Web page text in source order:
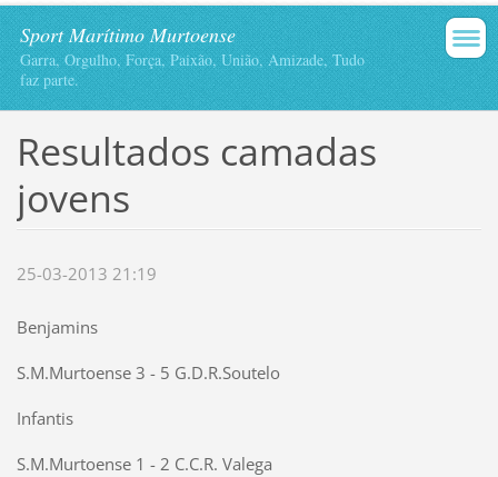
Sport Marítimo Murtoense
Garra, Orgulho, Força, Paixão, União, Amizade, Tudo
faz parte.
Resultados camadas
jovens
25-03-2013 21:19
Benjamins
S.M.Murtoense 3 - 5 G.D.R.Soutelo
Infantis
S.M.Murtoense 1 - 2 C.C.R. Valega